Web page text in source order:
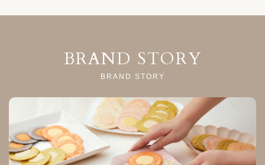
BRAND STORY
BRAND STORY